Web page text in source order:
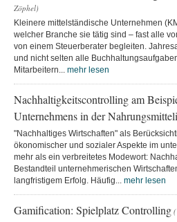
Zöphel)
Kleinere mittelständische Unternehmen
welcher Branche sie tätig sind – fast alle
von einem Steuerberater begleiten.
und nicht selten alle
Mitarbeitern... mehr lesen
Nachhaltigkeitscontrolling am
Unternehmens in der
"Nachhaltiges Wirtschaften" als
ökonomischer und sozialer Aspekte im
mehr als ein verbreitetes Modewort:
Bestandteil unternehmerischen
langfristigem Erfolg. Häufig... mehr lesen
Gamification: Spielplatz Controlling